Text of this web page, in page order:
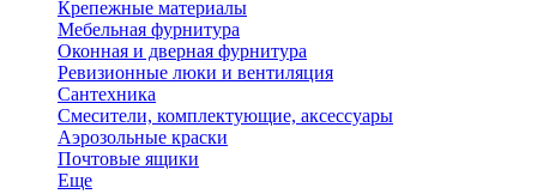
Крепежные материалы
Мебельная фурнитура
Оконная и дверная фурнитура
Ревизионные люки и вентиляция
Сантехника
Смесители, комплектующие, аксессуары
Аэрозольные краски
Почтовые ящики
Еще